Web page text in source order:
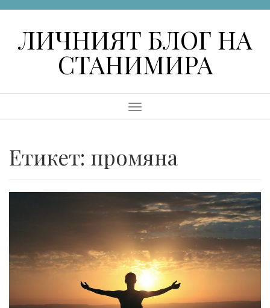
ЛИЧНИЯТ БЛОГ НА
СТАНИМИРА
Menu
Етикет: промяна